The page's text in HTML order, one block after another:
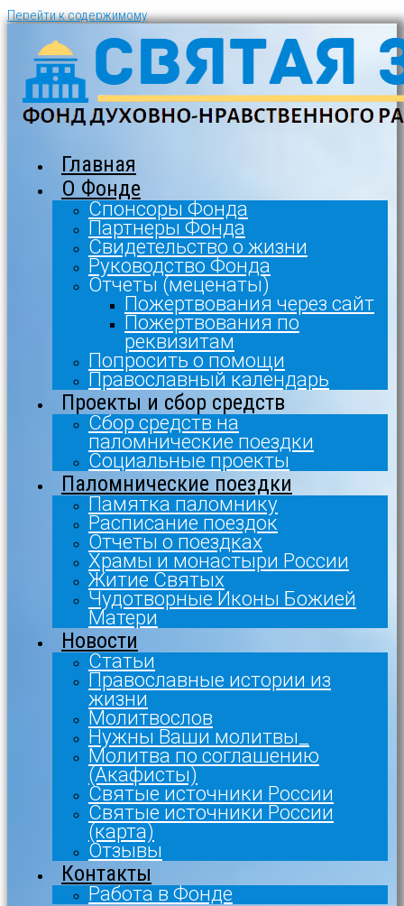
Перейти к содержимому
Главная
О Фонде
Спонсоры Фонда
Партнеры Фонда
Свидетельство о жизни
Руководство Фонда
Отчеты (меценаты)
Пожертвования через сайт
Пожертвования по
реквизитам
Попросить о помощи
Православный календарь
Проекты и сбор средств
Сбор средств на
паломнические поездки
Социальные проекты
Паломнические поездки
Памятка паломнику
Расписание поездок
Отчеты о поездках
Храмы и монастыри России
Житие Святых
Чудотворные Иконы Божией
Матери
Новости
Статьи
Православные истории из
жизни
Молитвослов
Нужны Ваши молитвы_
Молитва по соглашению
(Акафисты)
Святые источники России
Святые источники России
(карта)
Отзывы
Контакты
Работа в Фонде